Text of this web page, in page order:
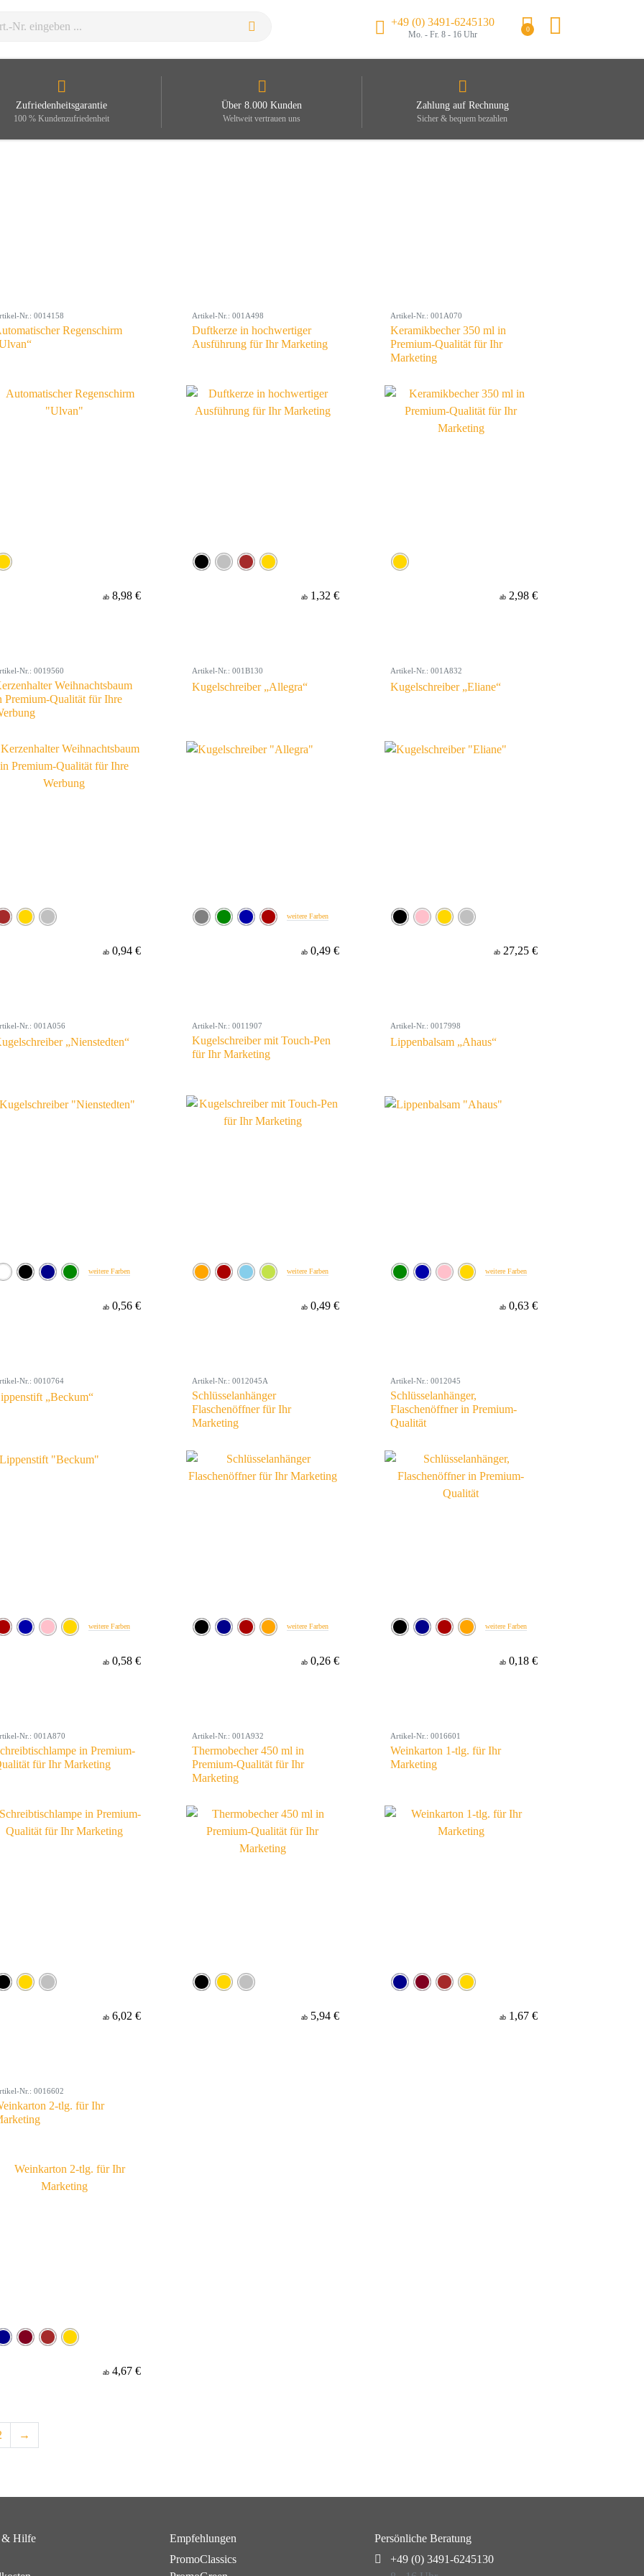
+49 (0) 3491-6245130
Mo. - Fr. 8 - 16 Uhr
0
Zufriedenheitsgarantie
100 % Kundenzufriedenheit
Über 8.000 Kunden
Weltweit vertrauen uns
Zahlung auf Rechnung
Sicher & bequem bezahlen
Nr.: 0014158
Regenschirm
ab 8,98 €
Artikel-Nr.: 001A498
Duftkerze in hochwertiger
Ausführung für Ihr Marketing
ab 1,32 €
Artikel-Nr.: 001A070
Keramikbecher 350 ml in
Premium-Qualität für Ihr
Marketing
ab 2,98 €
Nr.: 0019560
Weihnachtsbaum
Premium-Qualität für Ihre
ab 0,94 €
Artikel-Nr.: 001B130
Kugelschreiber „Allegra“
weitere Farben
ab 0,49 €
Artikel-Nr.: 001A832
Kugelschreiber „Eliane“
ab 27,25 €
Nr.: 001A056
„Nienstedten“
weitere Farben
ab 0,56 €
Artikel-Nr.: 0011907
Kugelschreiber mit Touch-Pen
für Ihr Marketing
weitere Farben
ab 0,49 €
Artikel-Nr.: 0017998
Lippenbalsam „Ahaus“
weitere Farben
ab 0,63 €
Nr.: 0010764
„Beckum“
weitere Farben
ab 0,58 €
Artikel-Nr.: 0012045A
Schlüsselanhänger
Flaschenöffner für Ihr
Marketing
weitere Farben
ab 0,26 €
Artikel-Nr.: 0012045
Schlüsselanhänger,
Flaschenöffner in Premium-
Qualität
weitere Farben
ab 0,18 €
Nr.: 001A870
in Premium-
für Ihr Marketing
ab 6,02 €
Artikel-Nr.: 001A932
Thermobecher 450 ml in
Premium-Qualität für Ihr
Marketing
ab 5,94 €
Artikel-Nr.: 0016601
Weinkarton 1-tlg. für Ihr
Marketing
ab 1,67 €
Nr.: 0016602
2-tlg. für Ihr
ab 4,67 €
→
& Hilfe
Empfehlungen
PromoClassics
Persönliche Beratung
+49 (0) 3491-6245130